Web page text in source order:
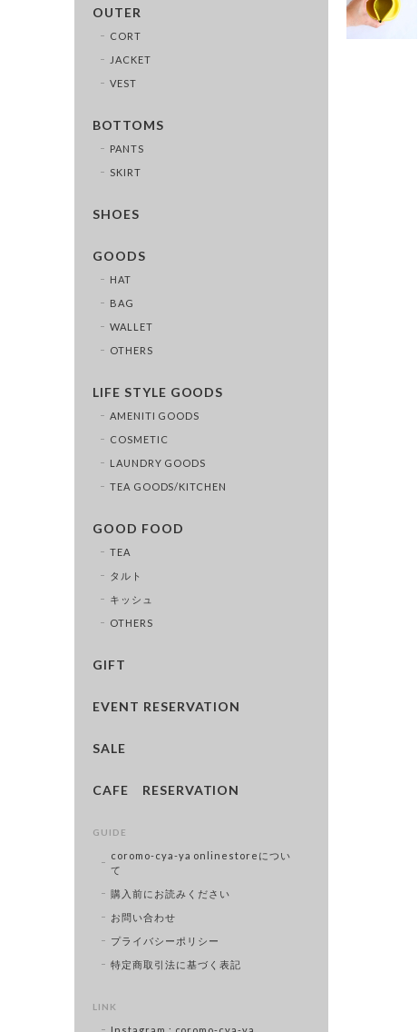
OUTER
CORT
JACKET
VEST
BOTTOMS
PANTS
SKIRT
SHOES
GOODS
HAT
BAG
WALLET
OTHERS
LIFE STYLE GOODS
AMENITI GOODS
COSMETIC
LAUNDRY GOODS
TEA GOODS/KITCHEN
GOOD FOOD
TEA
タルト
キッシュ
OTHERS
GIFT
EVENT RESERVATION
SALE
CAFE RESERVATION
GUIDE
coromo-cya-ya onlinestoreについ
て
購入前にお読みください
お問い合わせ
プライバシーポリシー
特定商取引法に基づく表記
LINK
Instagram : coromo-cya-ya